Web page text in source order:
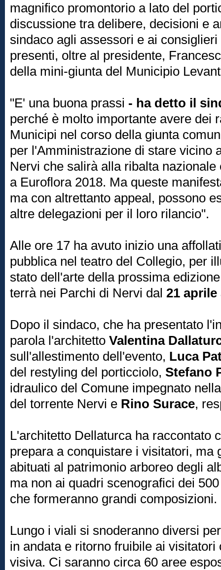
magnifico promontorio a lato del
discussione tra delibere, decisioni e
sindaco agli assessori e ai
presenti, oltre al presidente,
della mini-giunta del Municipio
"E' una buona prassi - ha detto il
perché è molto importante avere dei
Municipi nel corso della giunta
per l'Amministrazione di stare vicino
Nervi che salirà alla ribalta
a Euroflora 2018. Ma queste
ma con altrettanto appeal, possono
altre delegazioni per il loro rilancio".
Alle ore 17 ha avuto inizio una
pubblica nel teatro del Collegio, per
stato dell'arte della prossima
terrà nei Parchi di Nervi dal 21 aprile
Dopo il sindaco, che ha presentato
parola l'architetto Valentina
sull'allestimento dell'evento, Luca
del restyling del porticciolo, Stefano
idraulico del Comune impegnato
del torrente Nervi e Rino Surace,
L'architetto Dellaturca ha raccontato
prepara a conquistare i visitatori, ma
abituati al patrimonio arboreo degli
ma non ai quadri scenografici dei
che formeranno grandi composizioni.
Lungo i viali si snoderanno diversi
in andata e ritorno fruibile ai
visiva. Ci saranno circa 60 aree